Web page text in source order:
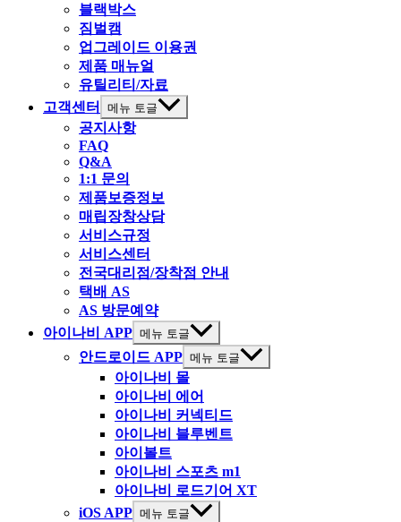
블랙박스
짐벌캠
업그레이드 이용권
제품 매뉴얼
유틸리티/자료
고객센터
메뉴 토글
공지사항
FAQ
Q&A
1:1 문의
제품보증정보
매립장창상담
서비스규정
서비스센터
전국대리점/장착점 안내
택배 AS
AS 방문예약
아이나비 APP 메뉴 토글
안드로이드 APP 메뉴 토글
아이나비 몰
아이나비 에어
아이나비 커넥티드
아이나비 블루벤트
아이볼트
아이나비 스포츠 m1
아이나비 로드기어 XT
iOS APP 메뉴 토글